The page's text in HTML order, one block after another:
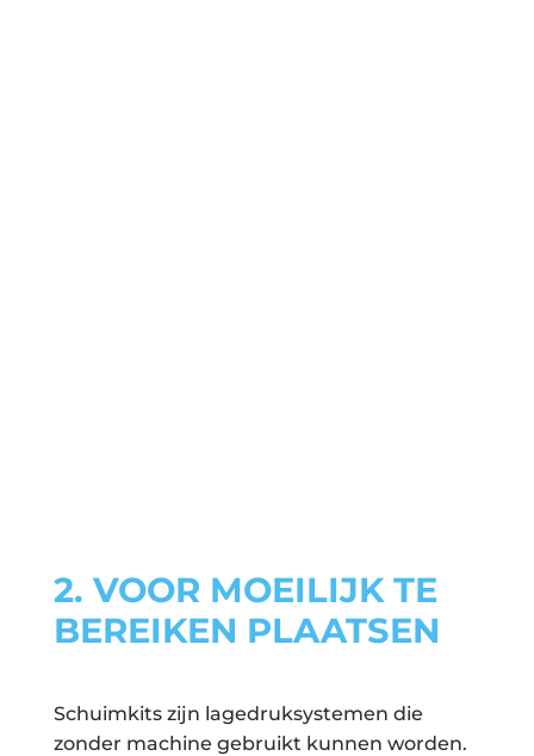
2. VOOR MOEILIJK TE
BEREIKEN PLAATSEN
Schuimkits zijn lagedruksystemen die
zonder machine gebruikt kunnen worden.